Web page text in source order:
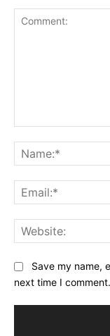
Save my name,
next time I comment.